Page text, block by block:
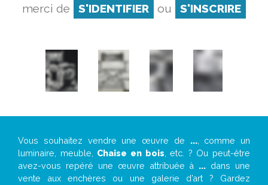
merci de
S'IDENTIFIER ou S'INSCRIRE
Vous souhaitez vendre une œuvre de ..., comme un
luminaire, meuble, Chaise en bois , etc. ? Ou peut-être
avez-vous repéré une œuvre attribuée à ... dans une
vente aux enchères ou une galerie d’art ? Gardez